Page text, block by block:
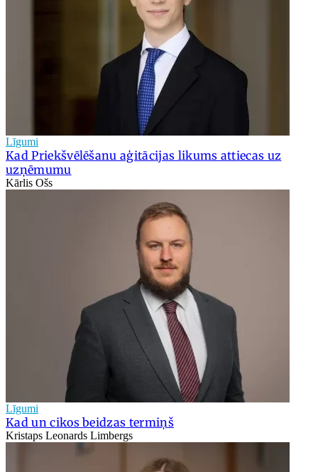
Līgumi
Kad Priekšvēlēšanu aģitācijas likums attiecas uz
uzņēmumu
Kārlis Ošs
Līgumi
Kad un cikos beidzas termiņš
Kristaps Leonards Limbergs